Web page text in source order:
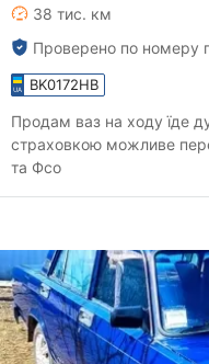
38 тис. км
Проверено по номеру
BK0172HB
Продам ваз на ходу їде
страховкою можливе переоформлення
та Фсо